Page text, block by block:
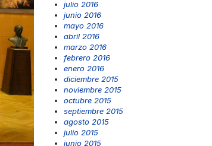
julio 2016
junio 2016
mayo 2016
abril 2016
marzo 2016
febrero 2016
enero 2016
diciembre 2015
noviembre 2015
octubre 2015
septiembre 2015
agosto 2015
julio 2015
junio 2015